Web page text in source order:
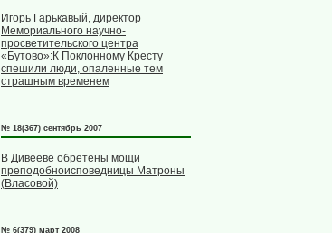
Игорь Гарькавый, директор
Мемориального научно-
просветительского центра
«Бутово»:К Поклонному Кресту
спешили люди, опаленные тем
страшным временем
№ 18(367) сентябрь 2007
В Дивееве обретены мощи
преподобноисповедницы Матроны
(Власовой)
№ 6(379) март 2008